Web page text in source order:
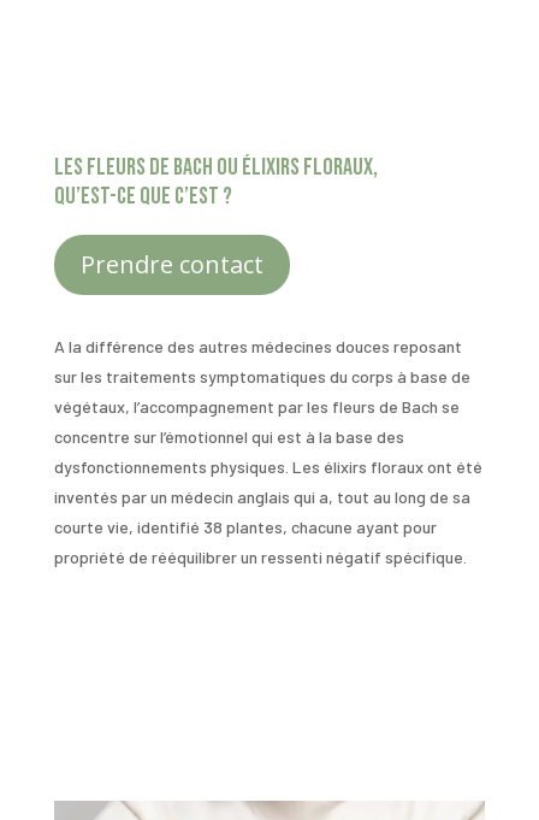
les fleurs de Bach ou élixirs floraux,
qu’est-ce que c’est ?
Prendre contact
A la différence des autres médecines douces reposant
sur les traitements symptomatiques du corps à base de
végétaux, l’accompagnement par les fleurs de Bach se
concentre sur l’émotionnel qui est à la base des
dysfonctionnements physiques. Les élixirs floraux ont été
inventés par un médecin anglais qui a, tout au long de sa
courte vie, identifié 38 plantes, chacune ayant pour
propriété de rééquilibrer un ressenti négatif spécifique.